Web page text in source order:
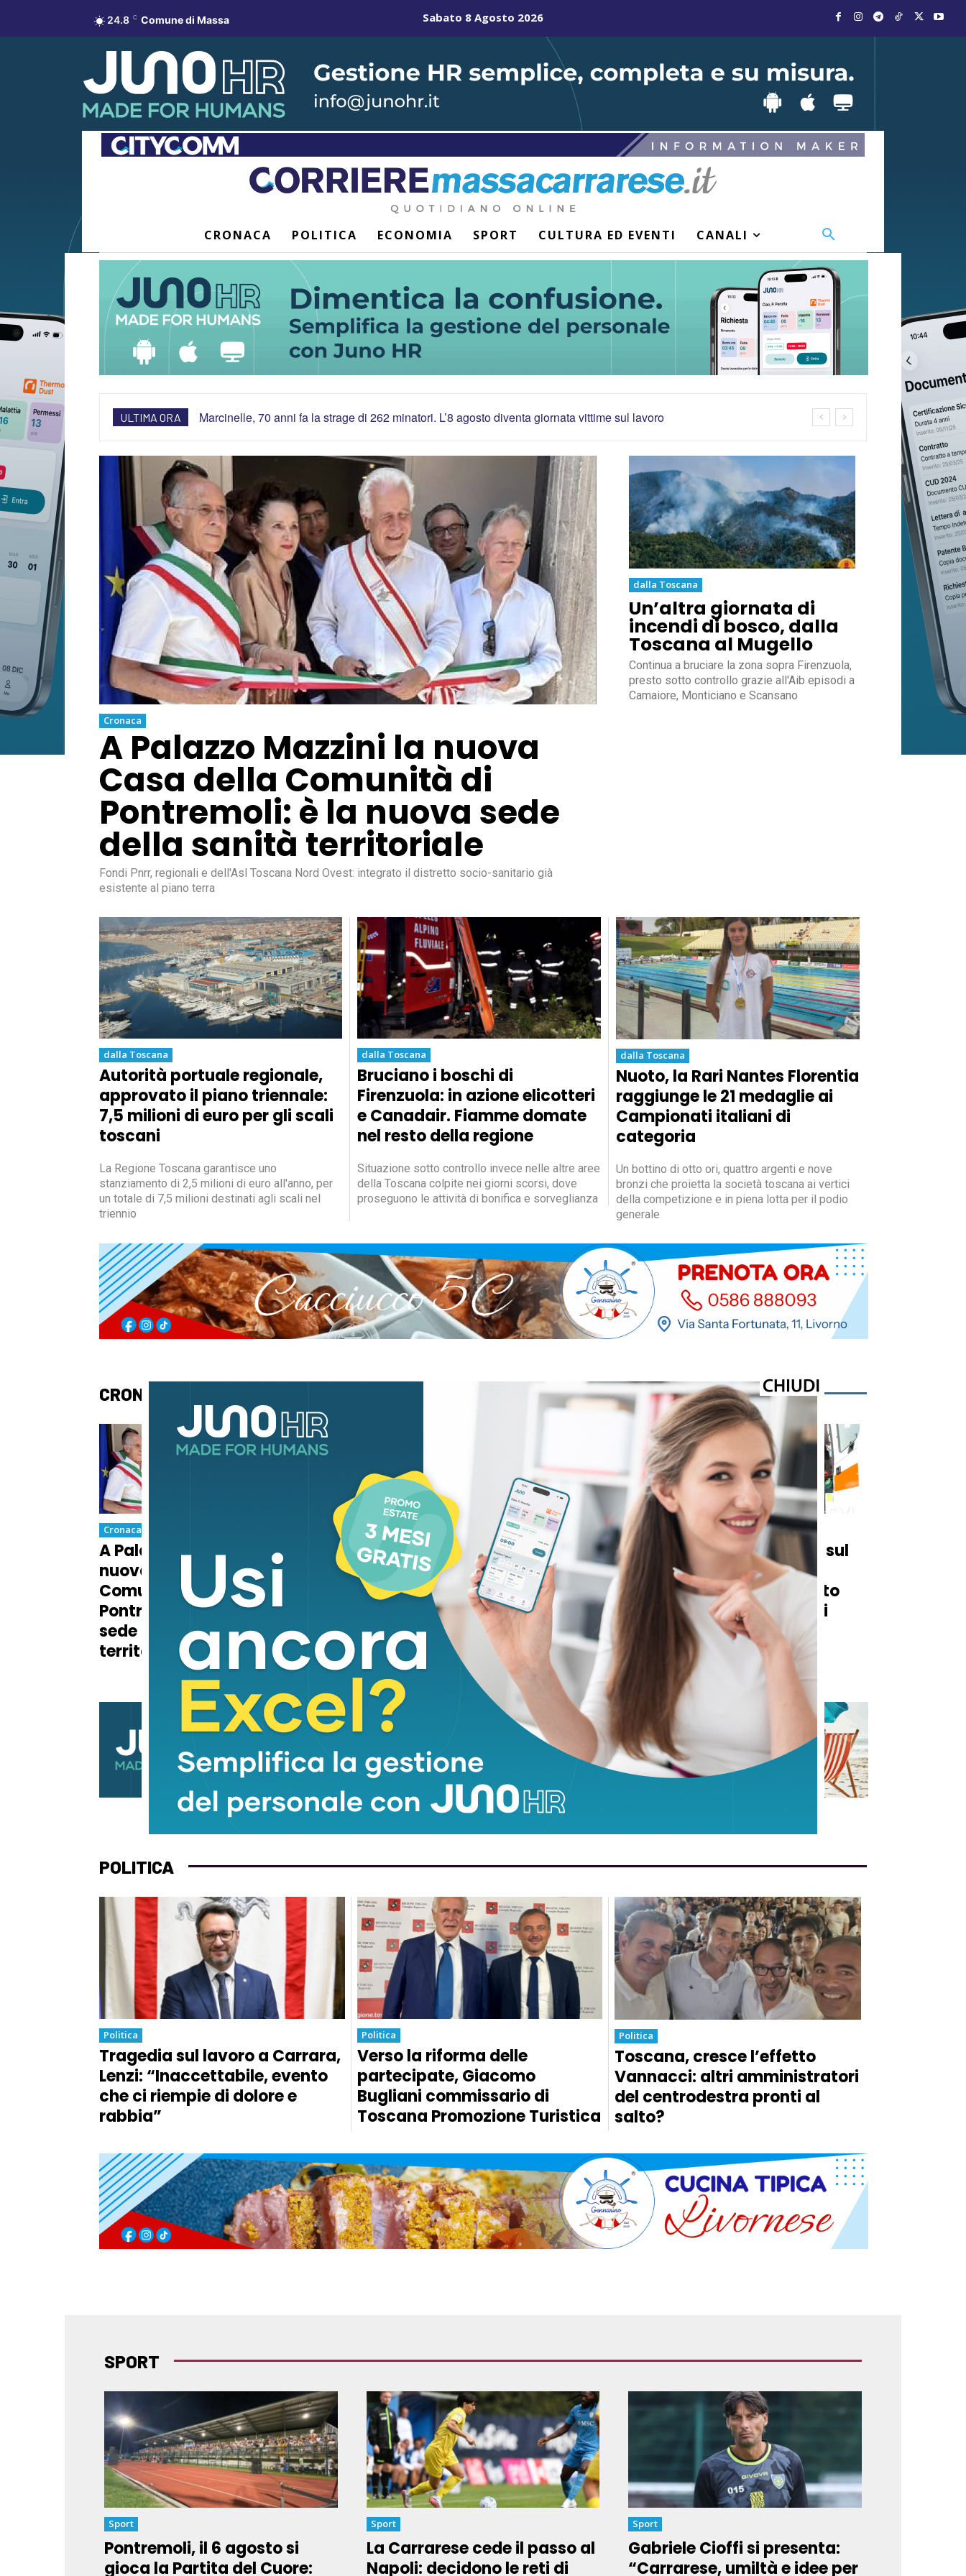
24.8 C Comune di Massa Sabato 8 Agosto 2026
CRONACA POLITICA ECONOMIA SPORT CULTURA ED EVENTI CANALI
ULTIMA ORA Marcinelle, 70 anni fa la strage di 262 minatori. L’8 agosto diventa giornata vittime sul lavoro
Cronaca
A Palazzo Mazzini la nuova
Casa della Comunità di
Pontremoli: è la nuova sede
della sanità territoriale
Fondi Pnrr, regionali e dell'Asl Toscana Nord Ovest: integrato il distretto socio-sanitario già
esistente al piano terra
dalla Toscana
Un’altra giornata di
incendi di bosco, dalla
Toscana al Mugello
Continua a bruciare la zona sopra Firenzuola,
presto sotto controllo grazie all'Aib episodi a
Camaiore, Monticiano e Scansano
dalla Toscana
Autorità portuale regionale,
approvato il piano triennale:
7,5 milioni di euro per gli scali
toscani
La Regione Toscana garantisce uno
stanziamento di 2,5 milioni di euro all'anno, per
un totale di 7,5 milioni destinati agli scali nel
triennio
dalla Toscana
Bruciano i boschi di
Firenzuola: in azione elicotteri
e Canadair. Fiamme domate
nel resto della regione
Situazione sotto controllo invece nelle altre aree
della Toscana colpite nei giorni scorsi, dove
proseguono le attività di bonifica e sorveglianza
dalla Toscana
Nuoto, la Rari Nantes Florentia
raggiunge le 21 medaglie ai
Campionati italiani di
categoria
Un bottino di otto ori, quattro argenti e nove
bronzi che proietta la società toscana ai vertici
della competizione e in piena lotta per il podio
generale
CRONACA
Cronaca
A Palazzo Mazzini la
nuova Casa della
Comunità di
Pontremoli: è la nuova
sede della sanità
territoriale
Cronaca
Violento scontro fra
due auto nella notte a
Carrara: grave una
Cronaca
Muore sul sentiero
davanti ai nipoti:
dramma a due passi
dal rifugio Nello Conti
Cronaca
Incidente mortale sul
lavoro a Carrara:
44enne schiacciato
da alcune lastre di
marmo
POLITICA
Politica
Tragedia sul lavoro a Carrara,
Lenzi: “Inaccettabile, evento
che ci riempie di dolore e
rabbia”
Politica
Verso la riforma delle
partecipate, Giacomo
Bugliani commissario di
Toscana Promozione Turistica
Politica
Toscana, cresce l’effetto
Vannacci: altri amministratori
del centrodestra pronti al
salto?
SPORT
Sport
Pontremoli, il 6 agosto si
gioca la Partita del Cuore:
Sport
La Carrarese cede il passo al
Napoli: decidono le reti di
Sport
Gabriele Cioffi si presenta:
“Carrarese, umiltà e idee per